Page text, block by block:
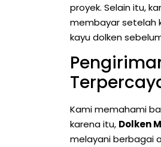
proyek. Selain itu,
membayar setelah
kayu dolken
Kami memahami
karena itu, Dolken
melayani berbagai